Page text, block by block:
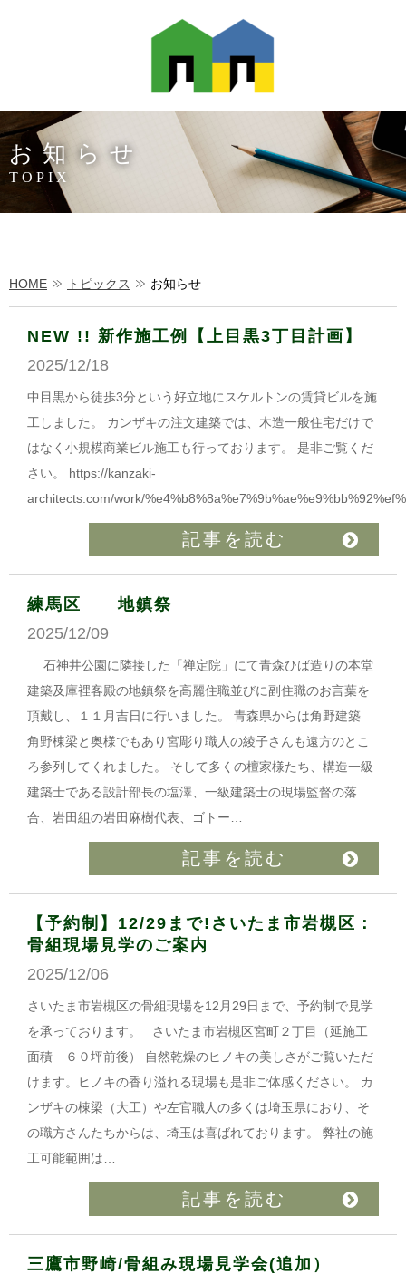
お知らせ
TOPIX
HOME トピックス お知らせ
NEW !! 新作施工例【上目黒3丁目計画】
2025/12/18
中目黒から徒歩3分という好立地にスケルトンの賃貸ビルを施
工しました。 カンザキの注文建築では、木造一般住宅だけで
はなく小規模商業ビル施工も行っております。 是非ご覧くだ
さい。 https://kanzaki-
architects.com/work/
記事を読む
練馬区 地鎮祭
2025/12/09
石神井公園に隣接した「禅定院」にて青森ひば造りの本堂
建築及庫裡客殿の地鎮祭を高麗住職並びに副住職のお言葉を
頂戴し、１１月吉日に行いました。 青森県からは角野建築
角野棟梁と奥様でもあり宮彫り職人の綾子さんも遠方のとこ
ろ参列してくれました。 そして多くの檀家様たち、構造一級
建築士である設計部長の塩澤、一級建築士の現場監督の落
合、岩田組の岩田麻樹代表、ゴトー…
記事を読む
【予約制】12/29まで!さいたま市岩槻区：
骨組現場見学のご案内
2025/12/06
さいたま市岩槻区の骨組現場を12月29日まで、予約制で見学
を承っております。 さいたま市岩槻区宮町２丁目（延施工
面積 ６０坪前後） 自然乾燥のヒノキの美しさがご覧いただ
けます。ヒノキの香り溢れる現場も是非ご体感ください。 カ
ンザキの棟梁（大工）や左官職人の多くは埼玉県におり、そ
の職方さんたちからは、埼玉は喜ばれております。 弊社の施
工可能範囲は…
記事を読む
三鷹市野崎/骨組み現場見学会(追加）